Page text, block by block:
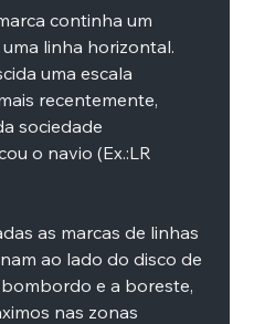
continha um
linha horizontal.
uma escala
recentemente,
sociedade
o navio (Ex.:LR
as marcas de linhas
ao lado do disco de
e a boreste,
nas zonas